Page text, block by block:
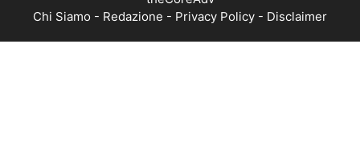
Chi Siamo
Redazione - Privacy Policy Disclaimer